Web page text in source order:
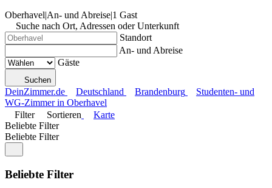
Oberhavel|An- und Abreise|1 Gast
Suche nach Ort, Adressen oder Unterkunft
Standort
An- und Abreise
Gäste
Suchen
DeinZimmer.de Deutschland Brandenburg
Studenten- und
WG-Zimmer in Oberhavel
Filter
Sortieren
Karte
Beliebte Filter
Beliebte Filter
Beliebte Filter